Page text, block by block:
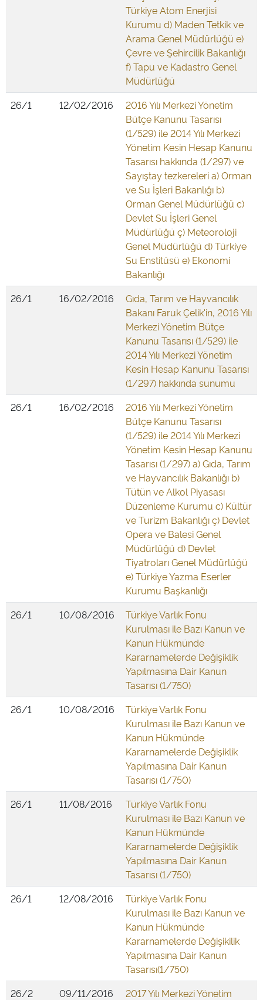
Türkiye Atom Enerjisi
Kurumu d) Maden Tetkik ve
Arama Genel Müdürlüğü e)
Çevre ve Şehircilik Bakanlığı
f) Tapu ve Kadastro Genel
Müdürlüğü
26/1
12/02/2016
2016 Yılı Merkezi Yönetim
Bütçe Kanunu Tasarısı
(1/529) ile 2014 Yılı Merkezi
Yönetim Kesin Hesap Kanunu
Tasarısı hakkında (1/297) ve
Sayıştay tezkereleri a) Orman
ve Su İşleri Bakanlığı b)
Orman Genel Müdürlüğü c)
Devlet Su İşleri Genel
Müdürlüğü ç) Meteoroloji
Genel Müdürlüğü d) Türkiye
Su Enstitüsü e) Ekonomi
Bakanlığı
26/1
16/02/2016
Gıda, Tarım ve Hayvancılık
Bakanı Faruk Çelik'in, 2016 Yılı
Merkezi Yönetim Bütçe
Kanunu Tasarısı (1/529) ile
2014 Yılı Merkezi Yönetim
Kesin Hesap Kanunu Tasarısı
(1/297) hakkında sunumu
26/1
16/02/2016
2016 Yılı Merkezi Yönetim
Bütçe Kanunu Tasarısı
(1/529) ile 2014 Yılı Merkezi
Yönetim Kesin Hesap Kanunu
Tasarısı (1/297) a) Gıda, Tarım
ve Hayvancılık Bakanlığı b)
Tütün ve Alkol Piyasası
Düzenleme Kurumu c) Kültür
ve Turizm Bakanlığı ç) Devlet
Opera ve Balesi Genel
Müdürlüğü d) Devlet
Tiyatroları Genel Müdürlüğü
e) Türkiye Yazma Eserler
Kurumu Başkanlığı
26/1
10/08/2016
Türkiye Varlık Fonu
Kurulması ile Bazı Kanun ve
Kanun Hükmünde
Kararnamelerde Değişiklik
Yapılmasına Dair Kanun
Tasarısı (1/750)
26/1
10/08/2016
Türkiye Varlık Fonu
Kurulması ile Bazı Kanun ve
Kanun Hükmünde
Kararnamelerde Değişiklik
Yapılmasına Dair Kanun
Tasarısı (1/750)
26/1
11/08/2016
Türkiye Varlık Fonu
Kurulması ile Bazı Kanun ve
Kanun Hükmünde
Kararnamelerde Değişiklik
Yapılmasına Dair Kanun
Tasarısı (1/750)
26/1
12/08/2016
Türkiye Varlık Fonu
Kurulması ile Bazı Kanun ve
Kanun Hükmünde
Kararnamelerde Değişikilik
Yapılmasına Dair Kanun
Tasarısı(1/750)
26/2
09/11/2016
2017 Yılı Merkezi Yönetim